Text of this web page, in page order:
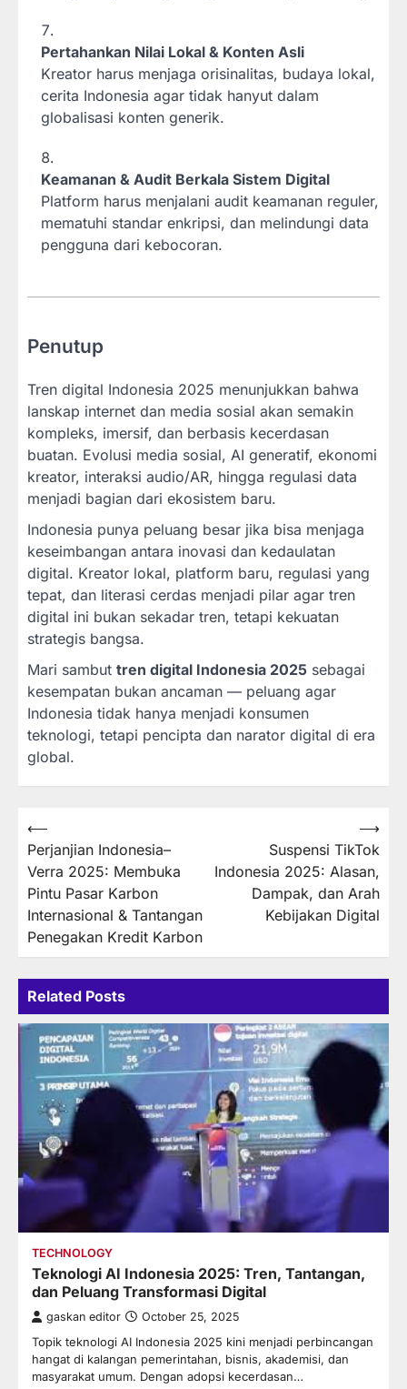
Pertahankan Nilai Lokal & Konten Asli
Kreator harus menjaga orisinalitas, budaya lokal,
cerita Indonesia agar tidak hanyut dalam
globalisasi konten generik.
Keamanan & Audit Berkala Sistem Digital
Platform harus menjalani audit keamanan reguler,
mematuhi standar enkripsi, dan melindungi data
pengguna dari kebocoran.
Penutup
Tren digital Indonesia 2025 menunjukkan bahwa
lanskap internet dan media sosial akan semakin
kompleks, imersif, dan berbasis kecerdasan
buatan. Evolusi media sosial, AI generatif, ekonomi
kreator, interaksi audio/AR, hingga regulasi data
menjadi bagian dari ekosistem baru.
Indonesia punya peluang besar jika bisa menjaga
keseimbangan antara inovasi dan kedaulatan
digital. Kreator lokal, platform baru, regulasi yang
tepat, dan literasi cerdas menjadi pilar agar tren
digital ini bukan sekadar tren, tetapi kekuatan
strategis bangsa.
Mari sambut tren digital Indonesia 2025 sebagai
kesempatan bukan ancaman — peluang agar
Indonesia tidak hanya menjadi konsumen
teknologi, tetapi pencipta dan narator digital di era
global.
Post
navigation
⟵
Perjanjian Indonesia–
Verra 2025: Membuka
Pintu Pasar Karbon
Internasional & Tantangan
Penegakan Kredit Karbon
Suspensi TikTok
Indonesia 2025: Alasan,
Dampak, dan Arah
Kebijakan Digital
⟶
Related Posts
TECHNOLOGY
Teknologi AI Indonesia 2025: Tren, Tantangan,
dan Peluang Transformasi Digital
gaskan editor October 25, 2025
Topik teknologi AI Indonesia 2025 kini menjadi perbincangan
hangat di kalangan pemerintahan, bisnis, akademisi, dan
masyarakat umum. Dengan adopsi kecerdasan…